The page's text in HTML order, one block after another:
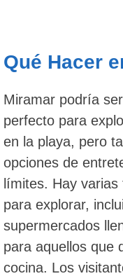
Qué Hacer
Miramar podría
perfecto para
en la playa, pero
opciones de
límites. Hay varias
para explorar,
supermercados
para aquellos que
cocina. Los